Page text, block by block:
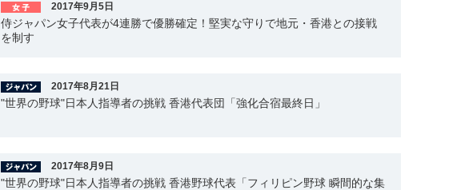
2017年9月5日
侍ジャパン女子代表が4連勝で優勝確定！堅実な守りで地元・香港との接戦
を制す
2017年8月21日
"世界の野球"日本人指導者の挑戦 香港代表団「強化合宿最終日」
2017年8月9日
"世界の野球"日本人指導者の挑戦 香港野球代表「フィリピン野球 瞬間的な集